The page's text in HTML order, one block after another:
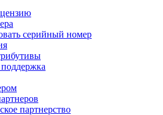
серийный номер
партнерство